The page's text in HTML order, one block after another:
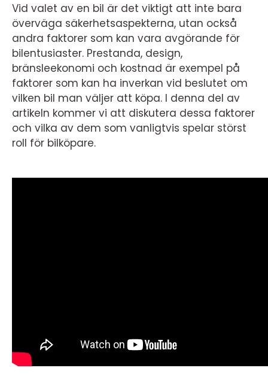
Vid valet av en bil är det viktigt att inte bara
överväga säkerhetsaspekterna, utan också
andra faktorer som kan vara avgörande för
bilentusiaster. Prestanda, design,
bränsleekonomi och kostnad är exempel på
faktorer som kan ha inverkan vid beslutet om
vilken bil man väljer att köpa. I denna del av
artikeln kommer vi att diskutera dessa faktorer
och vilka av dem som vanligtvis spelar störst
roll för bilköpare.